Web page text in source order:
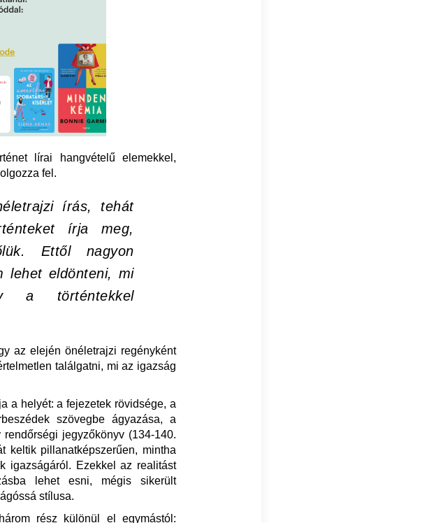
lírai hangvételű elemekkel,
fel.
írás, tehát
írja meg,
Ettől nagyon
lehet eldönteni, mi
a történtekkel
az elején önéletrajzi regényként
találgatni, mi az igazság
a helyét: a fejezetek rövidsége, a
szövegbe ágyazása, a
jegyzőkönyv (134-140.
keltik pillanatképszerűen, mintha
igazságáról. Ezekkel az realitást
lehet esni, mégis sikerült
stílusa.
rész különül el egymástól: